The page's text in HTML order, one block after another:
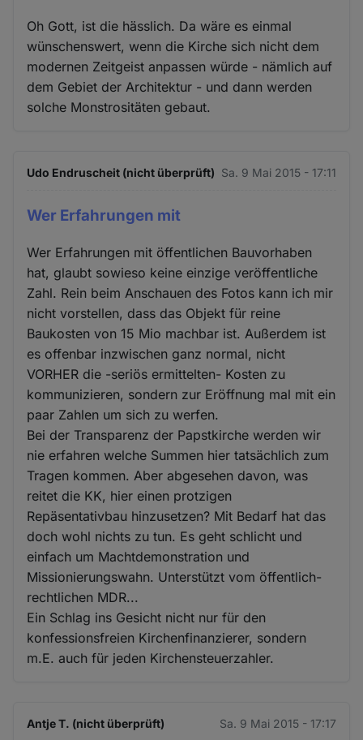
Oh Gott, ist die hässlich. Da wäre es einmal
wünschenswert, wenn die Kirche sich nicht dem
modernen Zeitgeist anpassen würde - nämlich auf
dem Gebiet der Architektur - und dann werden
solche Monstrositäten gebaut.
Udo Endruscheit (nicht überprüft) Sa. 9 Mai 2015 - 17:11
Wer Erfahrungen mit
Wer Erfahrungen mit öffentlichen Bauvorhaben
hat, glaubt sowieso keine einzige veröffentliche
Zahl. Rein beim Anschauen des Fotos kann ich mir
nicht vorstellen, dass das Objekt für reine
Baukosten von 15 Mio machbar ist. Außerdem ist
es offenbar inzwischen ganz normal, nicht
VORHER die -seriös ermittelten- Kosten zu
kommunizieren, sondern zur Eröffnung mal mit ein
paar Zahlen um sich zu werfen.
Bei der Transparenz der Papstkirche werden wir
nie erfahren welche Summen hier tatsächlich zum
Tragen kommen. Aber abgesehen davon, was
reitet die KK, hier einen protzigen
Repäsentativbau hinzusetzen? Mit Bedarf hat das
doch wohl nichts zu tun. Es geht schlicht und
einfach um Machtdemonstration und
Missionierungswahn. Unterstützt vom öffentlich-
rechtlichen MDR...
Ein Schlag ins Gesicht nicht nur für den
konfessionsfreien Kirchenfinanzierer, sondern
m.E. auch für jeden Kirchensteuerzahler.
Antje T. (nicht überprüft) Sa. 9 Mai 2015 - 17:17